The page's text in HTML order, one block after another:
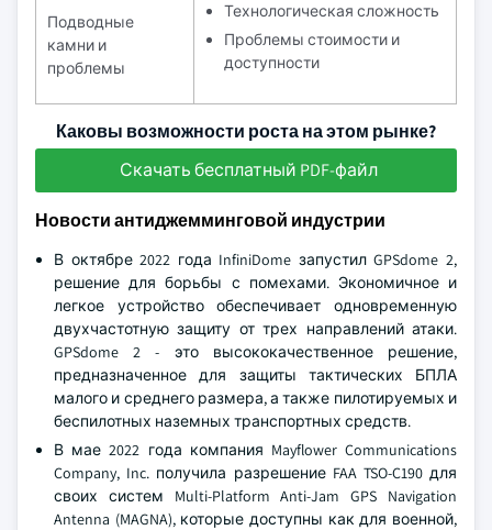
Подводные
камни и
проблемы
Технологическая сложность
Проблемы стоимости и
доступности
Каковы возможности роста на этом рынке?
Скачать бесплатный PDF-файл
Новости антиджемминговой индустрии
В октябре 2022 года InfiniDome запустил GPSdome 2,
решение для борьбы с помехами. Экономичное и
легкое устройство обеспечивает одновременную
двухчастотную защиту от трех направлений атаки.
GPSdome 2 - это высококачественное решение,
предназначенное для защиты тактических БПЛА
малого и среднего размера, а также пилотируемых и
беспилотных наземных транспортных средств.
В мае 2022 года компания Mayflower Communications
Company, Inc. получила разрешение FAA TSO-C190 для
своих систем Multi-Platform Anti-Jam GPS Navigation
Antenna (MAGNA), которые доступны как для военной,